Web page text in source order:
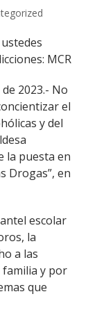
MCR
2023.- No
el
y del
la puesta en
Drogas”, en
escolar
la
a las
familia y por
que